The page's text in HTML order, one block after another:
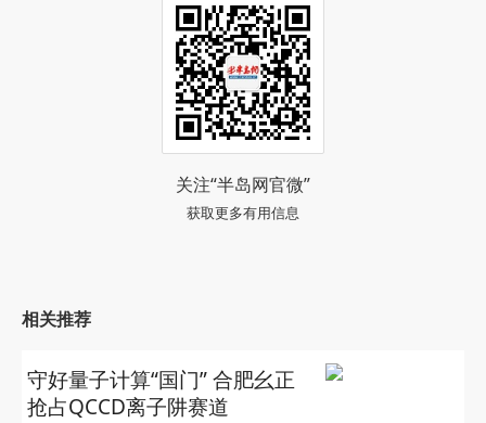
关注“半岛网官微”
获取更多有用信息
相关推荐
守好量子计算“国门” 合肥幺正
抢占QCCD离子阱赛道